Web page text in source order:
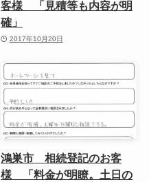
客様 「見積等も内容が明
確」
2017年10月20日
鴻巣市 相続登記のお客
様 「料金が明瞭。土日の